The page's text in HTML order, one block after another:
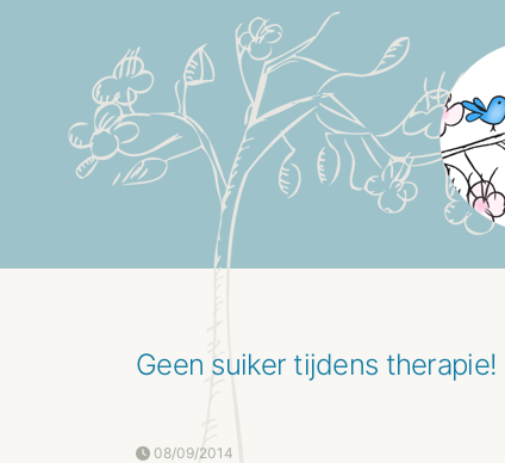
Geen suiker tijdens therapie!
08/09/2014